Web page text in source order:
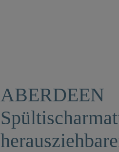
ABERDEEN